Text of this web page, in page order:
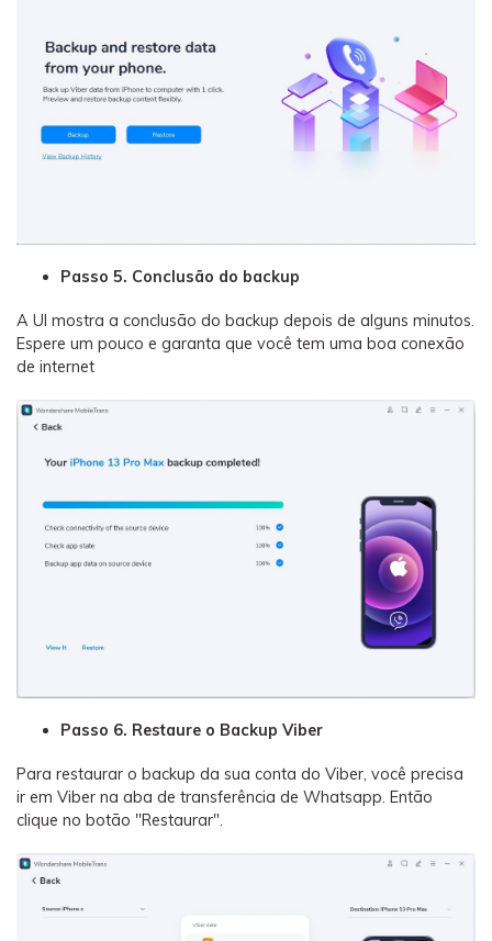
Passo 5. Conclusão do backup
A UI mostra a conclusão do backup depois de alguns minutos.
Espere um pouco e garanta que você tem uma boa conexão
de internet
Passo 6. Restaure o Backup Viber
Para restaurar o backup da sua conta do Viber, você precisa
ir em Viber na aba de transferência de Whatsapp. Então
clique no botão "Restaurar".